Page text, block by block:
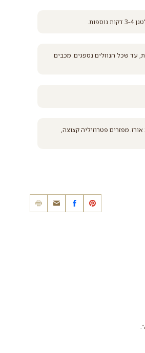
את הציר או המים, מערבבים ומכסים. מנמיכים את הלהבה ומבשלים כ-30 דקות, עד שכל הנוזלים נספגים. מכבים
מפזרים פטרוזיליה קצוצה,